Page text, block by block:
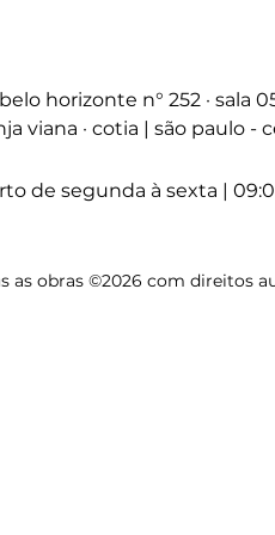
horizonte n° 252 · sala
viana · cotia | são paulo -
de segunda à sexta |
as obras ©2026 com direitos